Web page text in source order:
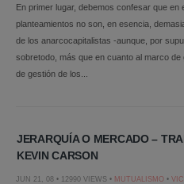
En primer lugar, debemos confesar que en
planteamientos no son, en esencia,
de los anarcocapitalistas -aunque, por
sobretodo, más que en cuanto al marco de
de gestión de los...
JERARQUÍA O MERCADO –
KEVIN CARSON
JUN 21, 08 • 12990 VIEWS • MUTUALISMO •